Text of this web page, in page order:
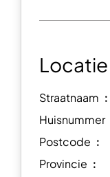
Locatie
Straatnaam ︰
Huisnummer
Postcode ︰
Provincie ︰